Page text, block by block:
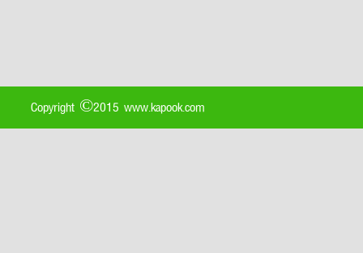
Copyright ©2015 www.kapook.com